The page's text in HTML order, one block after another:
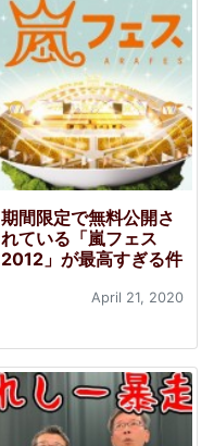
期間限定で無料公開さ
れている「嵐フェス
2012」が最高すぎる件
April 21, 2020